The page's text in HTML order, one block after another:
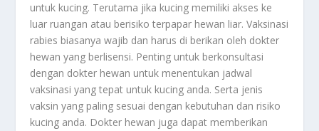
untuk kucing. Terutama jika kucing memiliki akses ke
luar ruangan atau berisiko terpapar hewan liar. Vaksinasi
rabies biasanya wajib dan harus di berikan oleh dokter
hewan yang berlisensi. Penting untuk berkonsultasi
dengan dokter hewan untuk menentukan jadwal
vaksinasi yang tepat untuk kucing anda. Serta jenis
vaksin yang paling sesuai dengan kebutuhan dan risiko
kucing anda. Dokter hewan juga dapat memberikan